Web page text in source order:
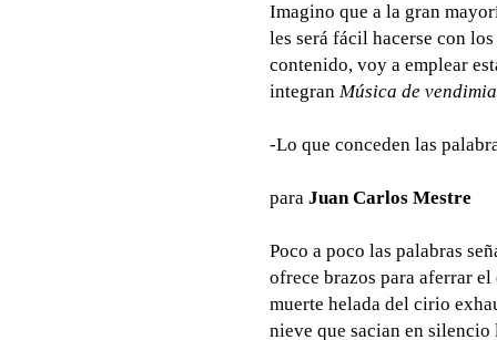
Imagino que a la gran
les será fácil hacerse con
contenido, voy a emplear
integran Música de vendimia
-Lo que conceden las
para Juan Carlos Mestre
Poco a poco las palabras
ofrece brazos para aferrar
muerte helada del cirio
nieve que sacian en